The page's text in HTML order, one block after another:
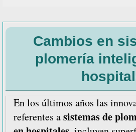
Cambios en
plomería
En los últimos años las
referentes asistemas de